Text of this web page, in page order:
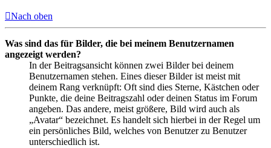
Nach oben
Was sind das für Bilder, die bei meinem Benutzernamen
angezeigt werden?
In der Beitragsansicht können zwei Bilder bei deinem
Benutzernamen stehen. Eines dieser Bilder ist meist mit
deinem Rang verknüpft: Oft sind dies Sterne, Kästchen oder
Punkte, die deine Beitragszahl oder deinen Status im Forum
angeben. Das andere, meist größere, Bild wird auch als
„Avatar“ bezeichnet. Es handelt sich hierbei in der Regel um
ein persönliches Bild, welches von Benutzer zu Benutzer
unterschiedlich ist.